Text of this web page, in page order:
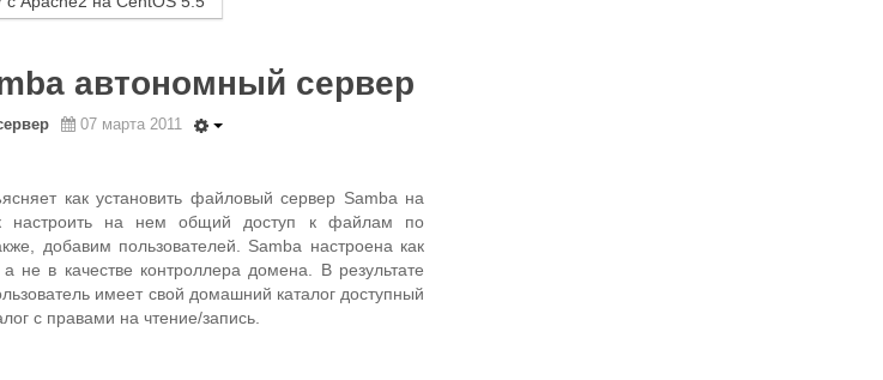
автономный сервер
07 марта 2011
как установить файловый сервер Samba на
настроить на нем общий доступ к файлам по
добавим пользователей. Samba настроена как
не в качестве контроллера домена. В результате
имеет свой домашний каталог доступный
с правами на чтение/запись.